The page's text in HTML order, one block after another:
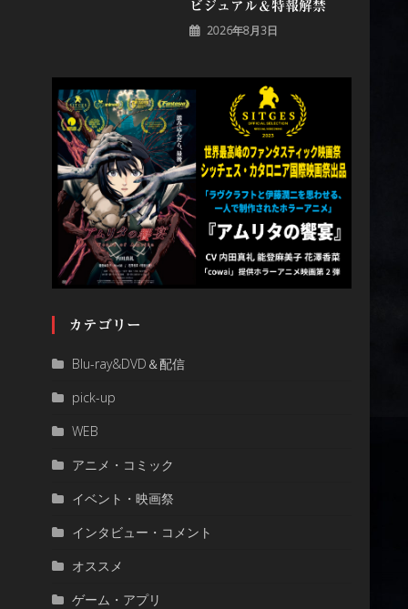
ビジュアル＆特報解禁
2026年8月3日
カテゴリー
Blu-ray&DVD＆配信
pick-up
WEB
アニメ・コミック
イベント・映画祭
インタビュー・コメント
オススメ
ゲーム・アプリ